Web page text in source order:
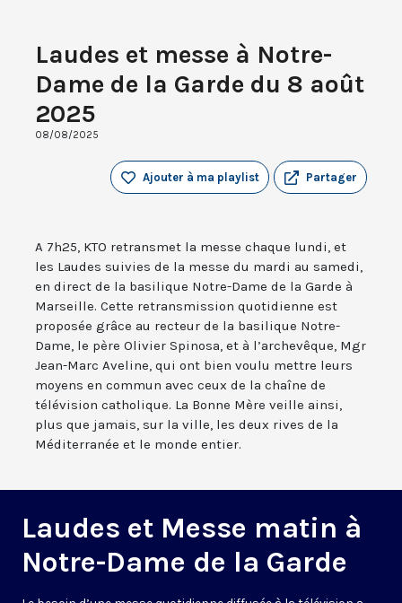
Laudes et messe à Notre-
Dame de la Garde du 8 août
2025
08/08/2025
Partager
Ajouter à ma playlist
A 7h25, KTO retransmet la messe chaque lundi, et
les Laudes suivies de la messe du mardi au samedi,
en direct de la basilique Notre-Dame de la Garde à
Marseille. Cette retransmission quotidienne est
proposée grâce au recteur de la basilique Notre-
Dame, le père Olivier Spinosa, et à l’archevêque, Mgr
Jean-Marc Aveline, qui ont bien voulu mettre leurs
moyens en commun avec ceux de la chaîne de
télévision catholique. La Bonne Mère veille ainsi,
plus que jamais, sur la ville, les deux rives de la
Méditerranée et le monde entier.
Laudes et Messe matin à
Notre-Dame de la Garde